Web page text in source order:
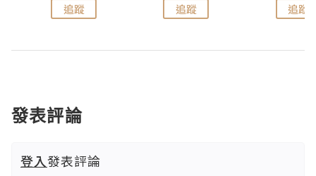
追蹤 追蹤 追蹤
發表評論
登入發表評論